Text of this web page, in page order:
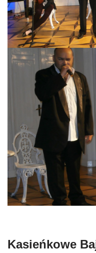
Kasieńkowe